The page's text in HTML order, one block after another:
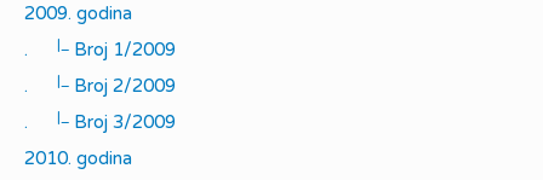
2009. godina
.
|_
Broj 1/2009
.
|_
Broj 2/2009
.
|_
Broj 3/2009
2010. godina